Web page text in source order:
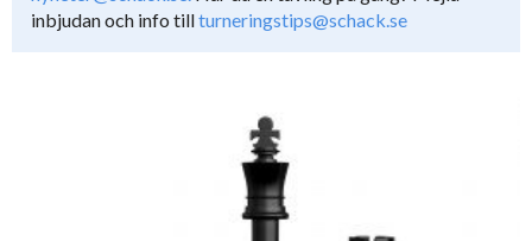
inbjudan och info tillturneringstips@schack.se